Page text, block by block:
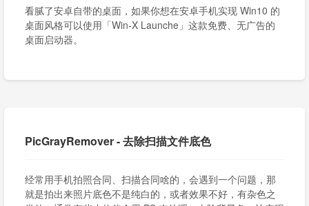
看腻了安卓自带的桌面，如果你想在安卓手机实现 Win10 的
桌面风格可以使用「Win-X Launche」这款免费、无广告的
桌面启动器。
PicGrayRemover - 去除扫描文件底色
经常用手机拍照合同、扫描合同啥的，会遇到一个问题，那
就是拍出来照片底色不是纯白的，或者效果不好，有杂色之